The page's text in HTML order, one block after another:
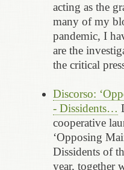
acting as the
many of my
pandemic, I
are the
the critical
Discorso:
- Dissidents…
cooperative
‘Opposing
Dissidents of
year, together